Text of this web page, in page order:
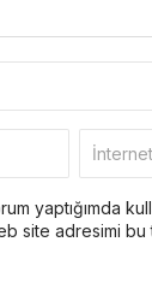
yaptığımda
site adresimi bu